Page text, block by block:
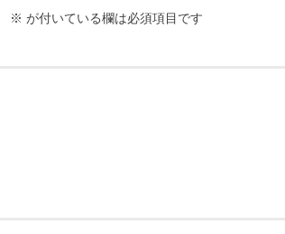
※ が付いている欄は必須項目です